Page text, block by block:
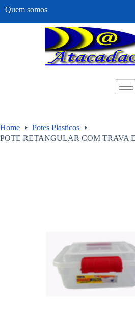
Quem somos
Home
Potes Plasticos
POTE RETANGULAR COM TRAVA